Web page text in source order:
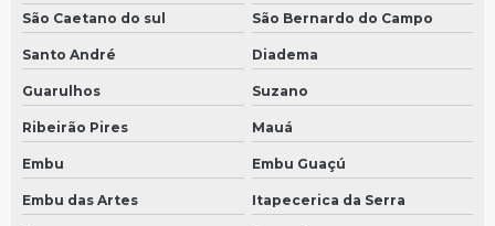
Sensor tacógrafo 25mm em São Bernardo do Campo
Sensor tacógrafo 25mm em São Paulo
Velocimetro
Sensor tacógrafo 35mm em São Bernardo do Campo
Sensor tacógrafo 35mm em São Paulo
Velocímetro digital
São Caetano do sul
São Bernardo do Campo
Santo André Diadema
Guarulhos Suzano
Ribeirão Pires Mauá
Embu Embu Guaçú
Embu das Artes Itapecerica da Serra